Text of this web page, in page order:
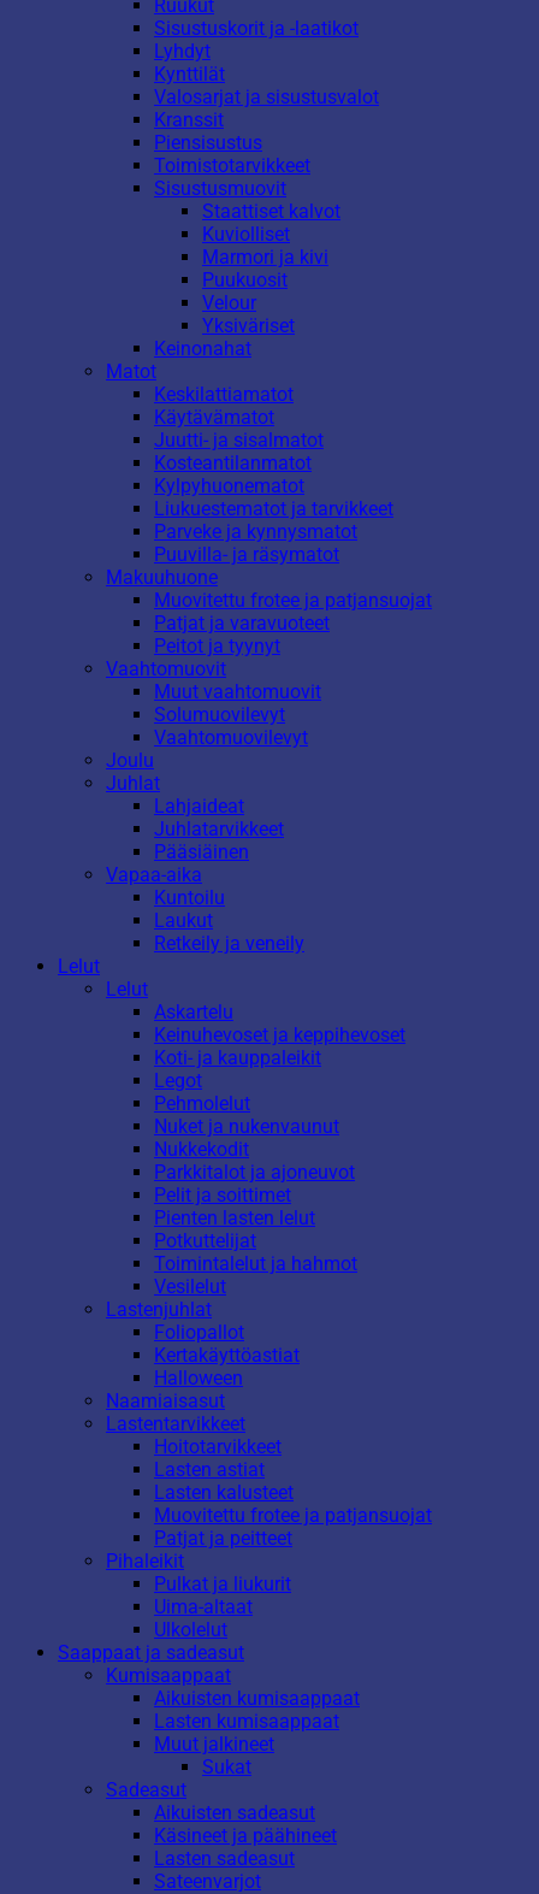
Ruukut
Sisustuskorit ja -laatikot
Lyhdyt
Kynttilät
Valosarjat ja sisustusvalot
Kranssit
Piensisustus
Toimistotarvikkeet
Sisustusmuovit
Staattiset kalvot
Kuviolliset
Marmori ja kivi
Puukuosit
Velour
Yksiväriset
Keinonahat
Matot
Keskilattiamatot
Käytävämatot
Juutti- ja sisalmatot
Kosteantilanmatot
Kylpyhuonematot
Liukuestematot ja tarvikkeet
Parveke ja kynnysmatot
Puuvilla- ja räsymatot
Makuuhuone
Muovitettu frotee ja patjansuojat
Patjat ja varavuoteet
Peitot ja tyynyt
Vaahtomuovit
Muut vaahtomuovit
Solumuovilevyt
Vaahtomuovilevyt
Joulu
Juhlat
Lahjaideat
Juhlatarvikkeet
Pääsiäinen
Vapaa-aika
Kuntoilu
Laukut
Retkeily ja veneily
Lelut
Lelut
Askartelu
Keinuhevoset ja keppihevoset
Koti- ja kauppaleikit
Legot
Pehmolelut
Nuket ja nukenvaunut
Nukkekodit
Parkkitalot ja ajoneuvot
Pelit ja soittimet
Pienten lasten lelut
Potkuttelijat
Toimintalelut ja hahmot
Vesilelut
Lastenjuhlat
Foliopallot
Kertakäyttöastiat
Halloween
Naamiaisasut
Lastentarvikkeet
Hoitotarvikkeet
Lasten astiat
Lasten kalusteet
Muovitettu frotee ja patjansuojat
Patjat ja peitteet
Pihaleikit
Pulkat ja liukurit
Uima-altaat
Ulkolelut
Saappaat ja sadeasut
Kumisaappaat
Aikuisten kumisaappaat
Lasten kumisaappaat
Muut jalkineet
Sukat
Sadeasut
Aikuisten sadeasut
Käsineet ja päähineet
Lasten sadeasut
Sateenvarjot